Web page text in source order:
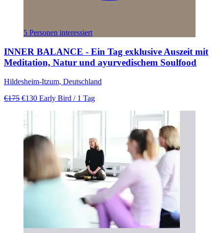
5 Personen interessiert
INNER BALANCE - Ein Tag exklusive Auszeit mit
Meditation, Natur und ayurvedischem Soulfood
Hildesheim-Itzum, Deutschland
€175 €130 Early Bird / 1 Tag